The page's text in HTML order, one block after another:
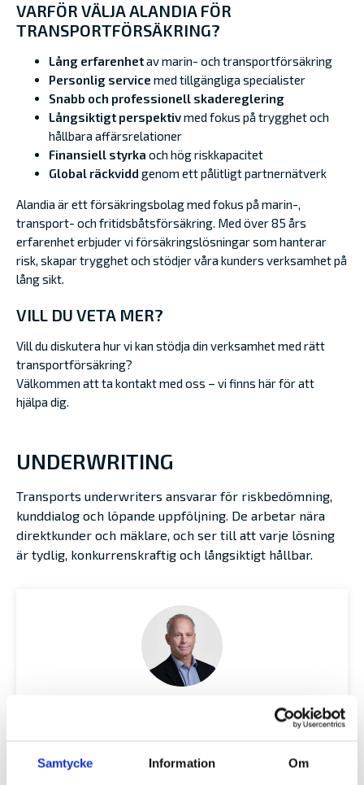
Samtycke Information Om
VARFÖR VÄLJA ALANDIA FÖR
TRANSPORTFÖRSÄKRING?
Lång erfarenhetav marin- och transportförsäkring
Personlig service med tillgängliga specialister
Snabb och professionell skadereglering
Långsiktigt perspektivmed fokus på trygghet och
hållbara affärsrelationer
Finansiell styrka och hög riskkapacitet
Global räckvidd genom ett pålitligt partnernätverk
Alandia är ett försäkringsbolag med fokus på marin-,
transport- och fritidsbåtsförsäkring. Med över 85 års
erfarenhet erbjuder vi försäkringslösningar som hanterar
risk, skapar trygghet och stödjer våra kunders verksamhet på
lång sikt.
VILL DU VETA MER?
Vill du diskutera hur vi kan stödja din verksamhet med rätt
transportförsäkring?
Välkommen att ta kontakt med oss – vi finns här för att
hjälpa dig.
UNDERWRITING
Transports underwriters ansvarar för riskbedömning,
kunddialog och löpande uppföljning. De arbetar nära
direktkunder och mäklare, och ser till att varje lösning
är tydlig, konkurrenskraftig och långsiktigt hållbar.
Mobilnummer: +46 70 569 29 61